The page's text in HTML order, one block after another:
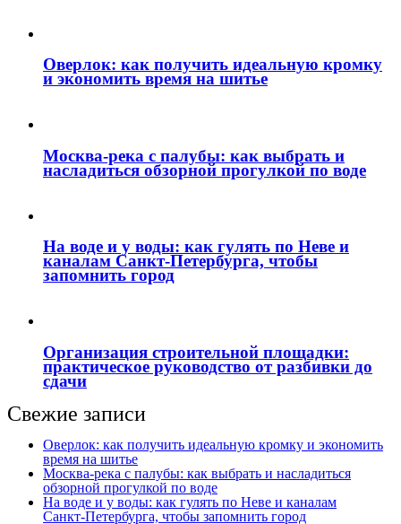
Оверлок: как получить идеальную кромку
и экономить время на шитье
Москва‑река с палубы: как выбрать и
насладиться обзорной прогулкой по воде
На воде и у воды: как гулять по Неве и
каналам Санкт‑Петербурга, чтобы
запомнить город
Организация строительной площадки:
практическое руководство от разбивки до
сдачи
Свежие записи
Оверлок: как получить идеальную кромку и экономить
время на шитье
Москва‑река с палубы: как выбрать и насладиться
обзорной прогулкой по воде
На воде и у воды: как гулять по Неве и каналам
Санкт‑Петербурга, чтобы запомнить город